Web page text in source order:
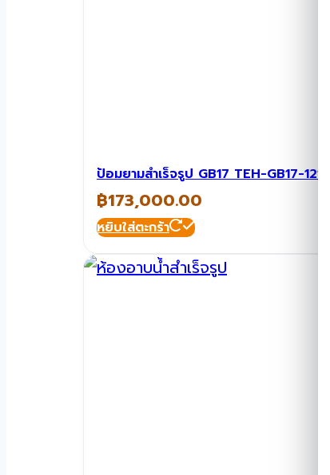
ป้อมยามสำเร็จรูป GB17 TEH-GB17-1218
฿173,000.00
หยิบใส่ตะกร้า